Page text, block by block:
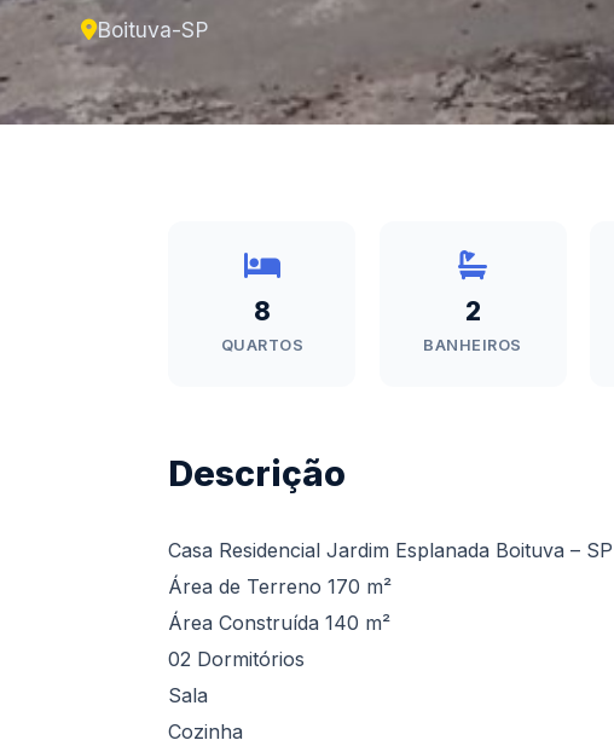
Boituva-SP
8
QUARTOS
2
BANHEIROS
Descrição
Casa Residencial Jardim Esplanada Boituva – SP
Área de Terreno 170 m²
Área Construída 140 m²
02 Dormitórios
Sala
Cozinha